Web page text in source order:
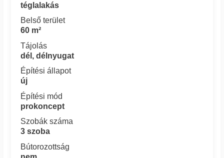
téglalakás
Belső terület
60 m²
Tájolás
dél, délnyugat
Építési állapot
új
Építési mód
prokoncept
Szobák száma
3 szoba
Bútorozottság